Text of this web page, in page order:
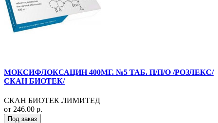
МОКСИФЛОКСАЦИН 400МГ. №5 ТАБ. П/П/О /РОЗЛЕКС/
СКАН БИОТЕК/
СКАН БИОТЕК ЛИМИТЕД
от 246.00 р.
Под заказ